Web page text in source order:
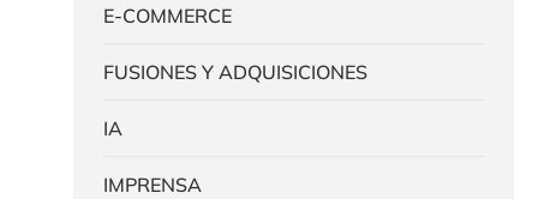
E-COMMERCE
FUSIONES Y ADQUISICIONES
IA
IMPRENSA